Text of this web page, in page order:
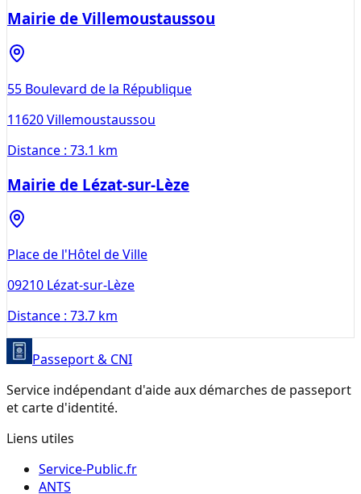
Mairie de Villemoustaussou
55 Boulevard de la République
11620Villemoustaussou
Distance : 73.1 km
Mairie de Lézat-sur-Lèze
Place de l'Hôtel de Ville
09210 Lézat-sur-Lèze
Distance : 73.7 km
Passeport & CNI
Service indépendant d'aide aux démarches de passeport
et carte d'identité.
Liens utiles
Service-Public.fr
ANTS